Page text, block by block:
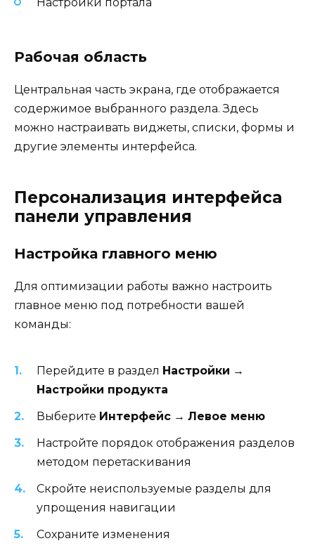
Рабочая область
Центральная часть экрана, где отображается
содержимое выбранного раздела. Здесь
можно настраивать виджеты, списки, формы и
другие элементы интерфейса.
Персонализация интерфейса
панели управления
Настройка главного меню
Для оптимизации работы важно настроить
главное меню под потребности вашей
команды:
Перейдите в раздел Настройки →
Настройки продукта
Выберите Интерфейс → Левое меню
Настройте порядок отображения разделов
методом перетаскивания
Скройте неиспользуемые разделы для
упрощения навигации
Сохраните изменения